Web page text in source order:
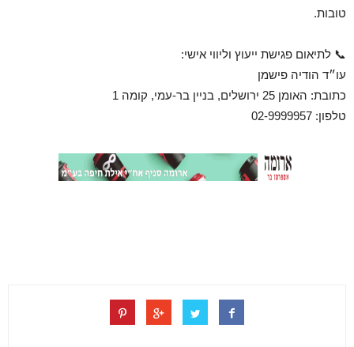
טובות.
📞 לתיאום פגישת ייעוץ וליווי אישי:
עו״ד הודיה פישמן
כתובת: האומן 25 ירושלים, בניין בר-עמי, קומה 1
טלפון: 02-9999957